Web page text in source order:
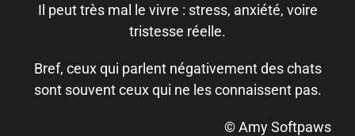
Il peut très mal le vivre : stress, anxiété, voire
tristesse réelle.
Bref, ceux qui parlent négativement des chats
sont souvent ceux qui ne les connaissent pas.
© Amy Softpaws